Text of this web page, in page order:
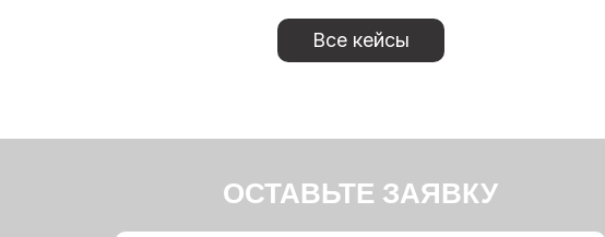
Все кейсы
ОСТАВЬТЕ ЗАЯВКУ